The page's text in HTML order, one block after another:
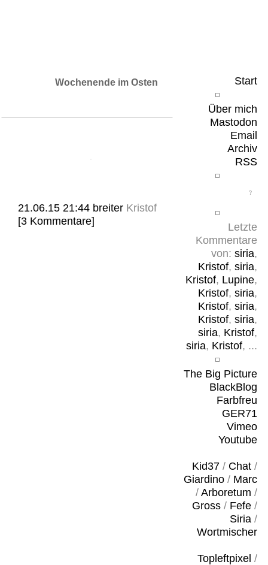
Start
Über mich
Mastodon
Email
Archiv
RSS
Letzte
Kommentare
von: siria,
Kristof, siria,
Kristof, Lupine,
Kristof, siria,
Kristof, siria,
Kristof, siria,
siria, Kristof,
siria, Kristof, ...
The Big Picture
BlackBlog
Farbfreu
GER71
Vimeo
Youtube
Kid37/ Chat/
Giardino/ Marc
/ Arboretum /
Gross/ Fefe/
Siria/
Wortmischer
Topleftpixel /
Wochenende im Osten
21.06.15 21:44 breiter Kristof
[3 Kommentare]